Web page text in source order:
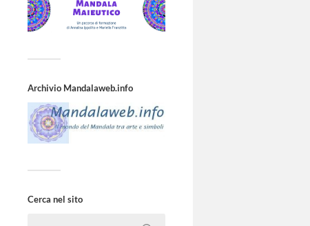
Archivio Mandalaweb.info
Cerca nel sito